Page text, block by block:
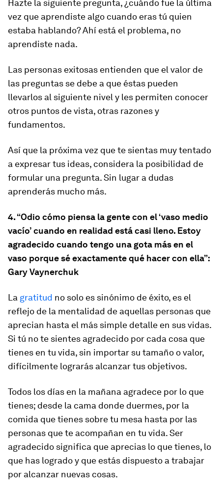
Hazte la siguiente pregunta, ¿cuándo fue la última
vez que aprendiste algo cuando eras tú quien
estaba hablando? Ahí está el problema, no
aprendiste nada.
Las personas exitosas entienden que el valor de
las preguntas se debe a que éstas pueden
llevarlos al siguiente nivel y les permiten conocer
otros puntos de vista, otras razones y
fundamentos.
Así que la próxima vez que te sientas muy tentado
a expresar tus ideas, considera la posibilidad de
formular una pregunta. Sin lugar a dudas
aprenderás mucho más.
4.“Odio cómo piensa la gente con el ‘vaso medio
vacío’ cuando en realidad está casi lleno. Estoy
agradecido cuando tengo una gota más en el
vaso porque sé exactamente qué hacer con ella”:
Gary Vaynerchuk
La gratitud no solo es sinónimo de éxito, es el
reflejo de la mentalidad de aquellas personas que
aprecian hasta el más simple detalle en sus vidas.
Si tú no te sientes agradecido por cada cosa que
tienes en tu vida, sin importar su tamaño o valor,
difícilmente lograrás alcanzar tus objetivos.
Todos los días en la mañana agradece por lo que
tienes; desde la cama donde duermes, por la
comida que tienes sobre tu mesa hasta por las
personas que te acompañan en tu vida. Ser
agradecido significa que aprecias lo que tienes, lo
que has logrado y que estás dispuesto a trabajar
por alcanzar nuevas cosas.